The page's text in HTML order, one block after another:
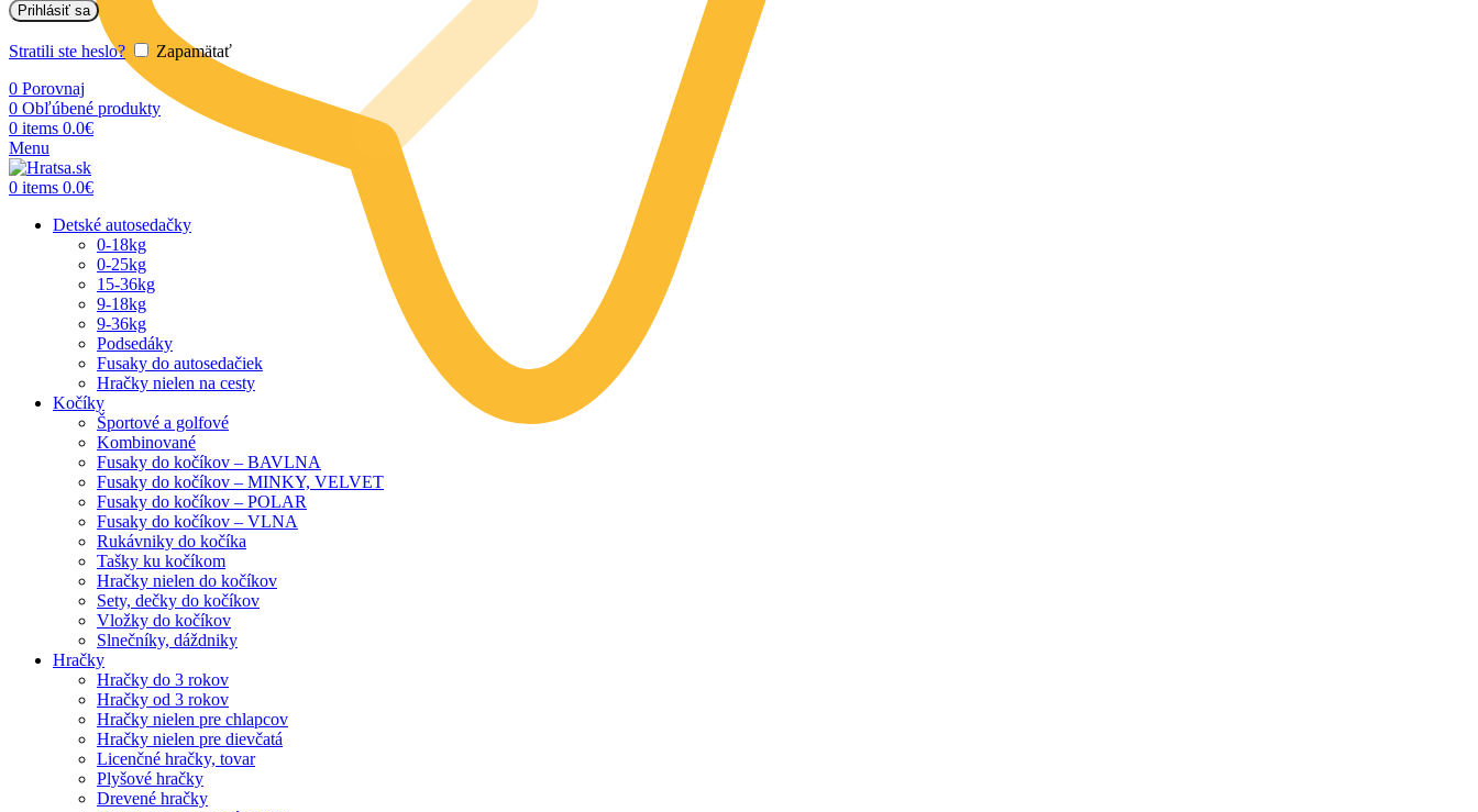
Prihlásiť sa
Stratili ste heslo?
Zapamätať
0 Porovnaj
0 Obľúbené produkty
0 items 0.0€
Menu
0 items 0.0€
Detské autosedačky
0-18kg
0-25kg
15-36kg
9-18kg
9-36kg
Podsedáky
Fusaky do autosedačiek
Hračky nielen na cesty
Kočíky
Športové a golfové
Kombinované
Fusaky do kočíkov – BAVLNA
Fusaky do kočíkov – MINKY, VELVET
Fusaky do kočíkov – POLAR
Fusaky do kočíkov – VLNA
Rukávniky do kočíka
Tašky ku kočíkom
Hračky nielen do kočíkov
Sety, dečky do kočíkov
Vložky do kočíkov
Slnečníky, dáždniky
Hračky
Hračky do 3 rokov
Hračky od 3 rokov
Hračky nielen pre chlapcov
Hračky nielen pre dievčatá
Licenčné hračky, tovar
Plyšové hračky
Drevené hračky